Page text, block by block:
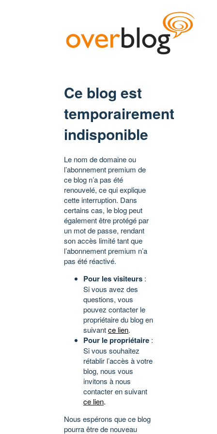
Ce blog est
temporairement
indisponible
Le nom de domaine ou
l’abonnement premium de
ce blog n’a pas été
renouvelé, ce qui explique
cette interruption. Dans
certains cas, le blog peut
également être protégé par
un mot de passe, rendant
son accès limité tant que
l’abonnement premium n’a
pas été réactivé.
Pour les visiteurs :
Si vous avez des
questions, vous
pouvez contacter le
propriétaire du blog en
suivantce lien.
Pour le propriétaire :
Si vous souhaitez
rétablir l’accès à votre
blog, nous vous
invitons à nous
contacter en suivant
ce lien.
Nous espérons que ce blog
pourra être de nouveau